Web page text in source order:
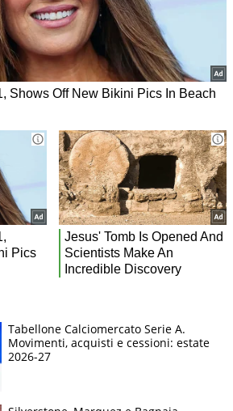
Tabellone Calciomercato Serie A.
Movimenti, acquisti e cessioni: estate
2026-27